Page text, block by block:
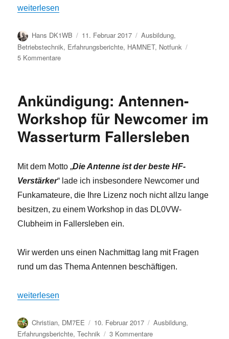
„Vorankündigung einer Notfunkübung des OV H24+“
weiterlesen
Autor
Hans DK1WB
Veröffentlicht
am
11. Februar 2017 Kategorien
Ausbildung,
Betriebstechnik, Erfahrungsberichte, HAMNET, Notfunk
5 Kommentarezu
des
H24+
Ankündigung: Antennen-
Workshop für Newcomer im
Wasserturm Fallersleben
Mit dem Motto „Die Antenne ist der beste HF-
Verstärker“ lade ich insbesondere Newcomer und
Funkamateure, die Ihre Lizenz noch nicht allzu lange
besitzen, zu einem Workshop in das DL0VW-
Clubheim in Fallersleben ein.
Wir werden uns einen Nachmittag lang mit Fragen
rund um das Thema Antennen beschäftigen.
„Ankündigung: Antennen-Workshop für Newcomer im
weiterlesen
Autor
Christian, DM7EE
Veröffentlicht
am
10. Februar 2017 Kategorien
Ausbildung,
Erfahrungsberichte,Technik 3 Kommentarezu